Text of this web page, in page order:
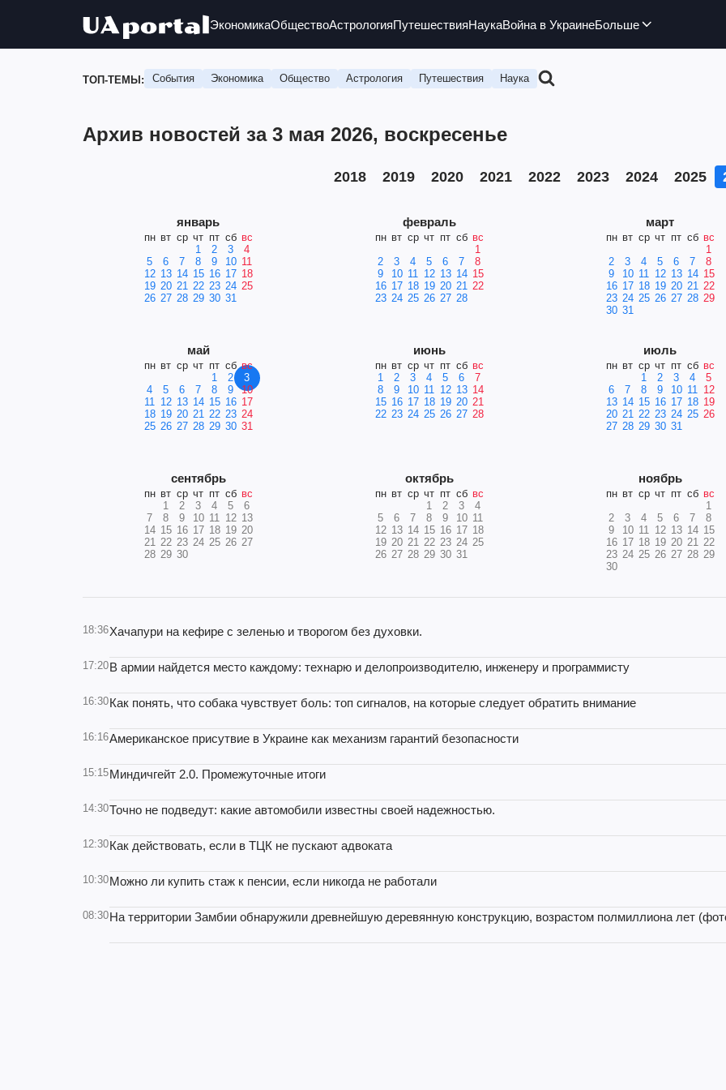
ЭкономикаОбществоАстрологияПутешествияНаукаВойна в УкраинеБольше
ТОП-ТЕМЫ: События Экономика Общество Астрология Путешествия Наука
Архив новостей за 3 мая 2026, воскресенье
2018 2019 2020 2021 2022 2023 2024 2025
январь
пн вт ср чт пт сб вс
1
2 3
4
5
6 7 8 9 10 11
12 13 14 15 16 17 18
19 20 21 22 23 24 25
26 27 28 29 30 31
февраль
пн вт ср чт пт сб вс
1
2
3 4 5 6 7
8
9
10 11 12 13 14 15
16 17 18 19 20 21 22
23 24 25 26 27 28
март
пн вт ср чт пт сб вс
1
2
3 4 5 6 7
8
9
10 11 12 13 14 15
16 17 18 19 20 21 22
23 24 25 26 27 28 29
30 31
май
пн вт ср чт пт сб вс
1
2
3
4
5 6 7 8 9
10
11 12 13 14 15 16 17
18 19 20 21 22 23 24
25 26 27 28 29 30 31
июнь
пн вт ср чт пт сб вс
1
2 3 4 5 6
7
8
9 10 11 12 13 14
15 16 17 18 19 20 21
22 23 24 25 26 27 28
июль
пн вт ср чт пт сб вс
1
2 3 4
5
6
7 8 9 10 11 12
13 14 15 16 17 18 19
20 21 22 23 24 25 26
27 28 29 30 31
сентябрь
пн вт ср чт пт сб вс
1
2 3 4 5
6
7
8 9 10 11 12 13
14 15 16 17 18 19 20
21 22 23 24 25 26 27
28 29 30
октябрь
пн вт ср чт пт сб вс
1
2 3
4
5
6 7 8 9 10 11
12 13 14 15 16 17 18
19 20 21 22 23 24 25
26 27 28 29 30 31
ноябрь
пн вт ср чт пт сб вс
1
2
3 4 5 6 7
8
9
10 11 12 13 14 15
16 17 18 19 20 21 22
23 24 25 26 27 28 29
30
18:36Хачапури на кефире с зеленью и творогом без духовки.
17:20В армии найдется место каждому: технарю и делопроизводителю, инженеру и программисту
16:30Как понять, что собака чувствует боль: топ сигналов, на которые следует обратить внимание
16:16Американское присутвие в Украине как механизм гарантий безопасности
15:15Миндичгейт 2.0. Промежуточные итоги
14:30Точно не подведут: какие автомобили известны своей надежностью.
12:30Как действовать, если в ТЦК не пускают адвоката
10:30Можно ли купить стаж к пенсии, если никогда не работали
08:30На территории Замбии обнаружили древнейшую деревянную конструкцию, возрастом полмиллиона лет